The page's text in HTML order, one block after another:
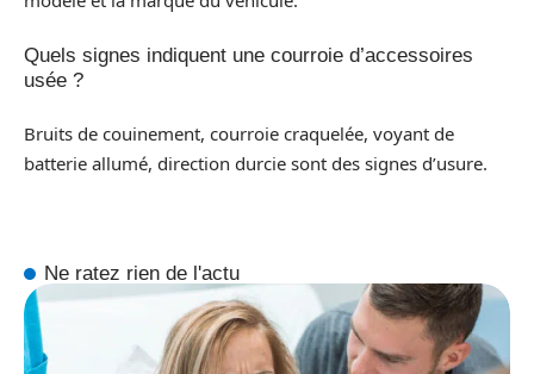
Quels signes indiquent une courroie d’accessoires
usée ?
Bruits de couinement, courroie craquelée, voyant de
batterie allumé, direction durcie sont des signes d’usure.
Ne ratez rien de l'actu